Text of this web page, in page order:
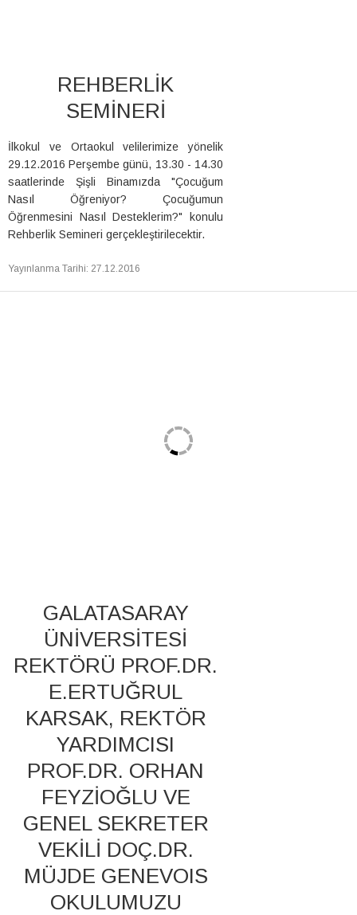
REHBERLİK
SEMİNERİ
İlkokul ve Ortaokul velilerimize yönelik
29.12.2016 Perşembe günü, 13.30 - 14.30
saatlerinde Şişli Binamızda "Çocuğum
Nasıl Öğreniyor? Çocuğumun
Öğrenmesini Nasıl Desteklerim?" konulu
Rehberlik Semineri gerçekleştirilecektir.
Yayınlanma Tarihi: 27.12.2016
GALATASARAY
ÜNİVERSİTESİ
REKTÖRÜ PROF.DR.
E.ERTUĞRUL
KARSAK, REKTÖR
YARDIMCISI
PROF.DR. ORHAN
FEYZİOĞLU VE
GENEL SEKRETER
VEKİLİ DOÇ.DR.
MÜJDE GENEVOIS
OKULUMUZU